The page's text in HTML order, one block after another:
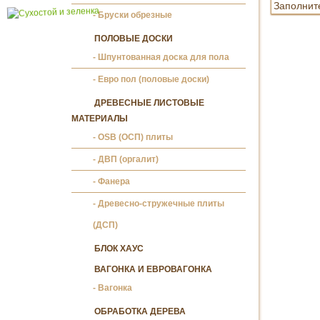
Бруски обрезные
ПОЛОВЫЕ ДОСКИ
Шпунтованная доска для пола
Евро пол (половые доски)
ДРЕВЕСНЫЕ ЛИСТОВЫЕ
МАТЕРИАЛЫ
OSB (ОСП) плиты
ДВП (оргалит)
Фанера
Древесно-стружечные плиты
(ДСП)
БЛОК ХАУС
ВАГОНКА И ЕВРОВАГОНКА
Вагонка
ОБРАБОТКА ДЕРЕВА